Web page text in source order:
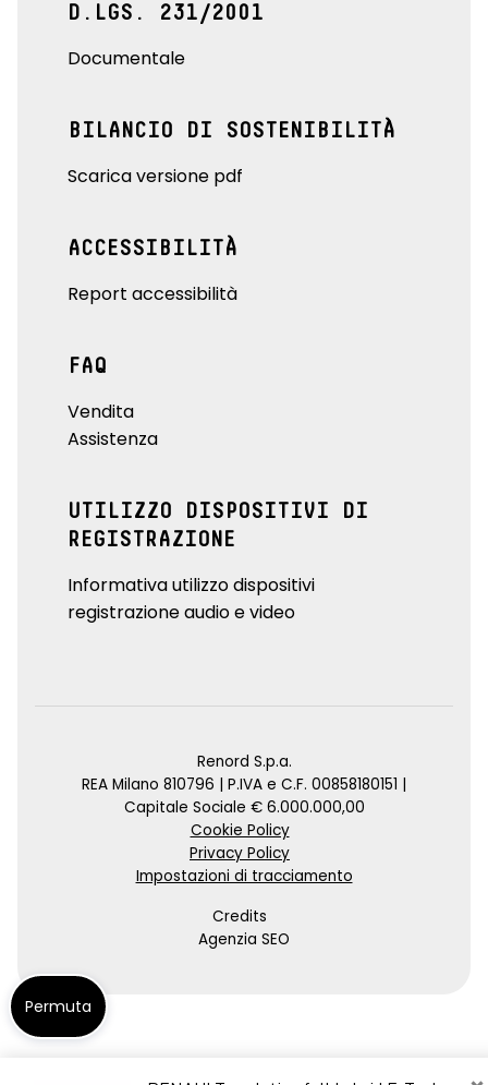
D.LGS. 231/2001
Documentale
BILANCIO DI SOSTENIBILITÀ
Scarica versione pdf
ACCESSIBILITÀ
Report accessibilità
FAQ
Vendita
Assistenza
UTILIZZO DISPOSITIVI DI
REGISTRAZIONE
Informativa utilizzo dispositivi
registrazione audio e video
Renord S.p.a.
REA Milano 810796 | P.IVA e C.F. 00858180151 |
Capitale Sociale € 6.000.000,00
Cookie Policy
Privacy Policy
Impostazioni di tracciamento
Credits
Agenzia SEO
Permuta